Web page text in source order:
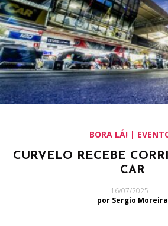
BORA LÁ! |
CURVELO RECEBE
CAR
16/07/2025
por Sergio Moreira